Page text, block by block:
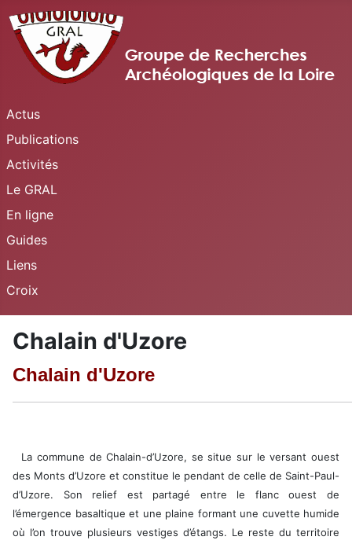
Actus
Publications
Activités
Le GRAL
En ligne
Guides
Liens
Croix
Chalain d'Uzore
Chalain d'Uzore
La commune de Chalain-d’Uzore, se situe sur le versant ouest
des Monts d’Uzore et constitue le pendant de celle de Saint-Paul-
d’Uzore. Son relief est partagé entre le flanc ouest de
l’émergence basaltique et une plaine formant une cuvette humide
où l’on trouve plusieurs vestiges d’étangs. Le reste du territoire